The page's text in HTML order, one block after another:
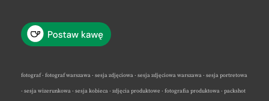
fotograf · fotograf warszawa · sesja zdjęciowa · sesja zdjęciowa warszawa · sesja portretowa
· sesja wizerunkowa · sesja kobieca · zdjęcia produktowe · fotografia produktowa · packshot